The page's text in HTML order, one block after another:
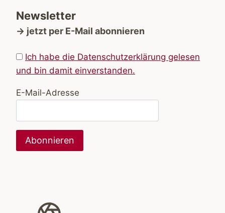
Newsletter
→ jetzt per E-Mail abonnieren
Ich habe die Datenschutzerklärung gelesen
und bin damit einverstanden.
E-Mail-Adresse